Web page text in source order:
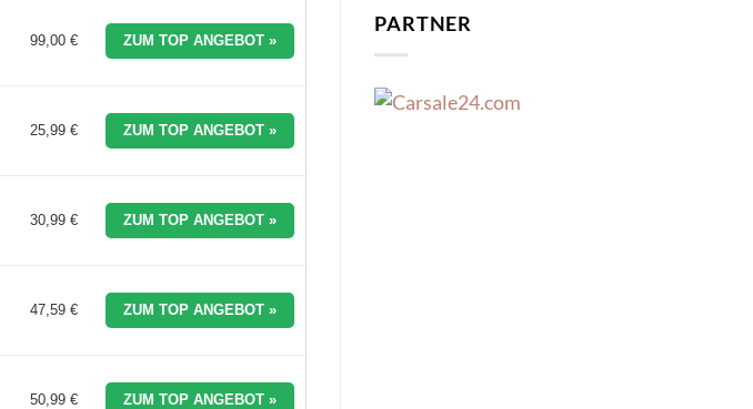
99,00 € ZUM TOP ANGEBOT »
25,99 € ZUM TOP ANGEBOT »
30,99 € ZUM TOP ANGEBOT »
47,59 € ZUM TOP ANGEBOT »
50,99 € ZUM TOP ANGEBOT »
PARTNER